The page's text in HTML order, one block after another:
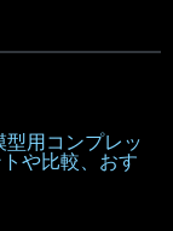
型用コンプレッ
や比較、おす